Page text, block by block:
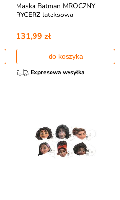
Maska Batman MROCZNY
RYCERZ lateksowa
131,99 zł
do koszyka
Expresowa wysyłka